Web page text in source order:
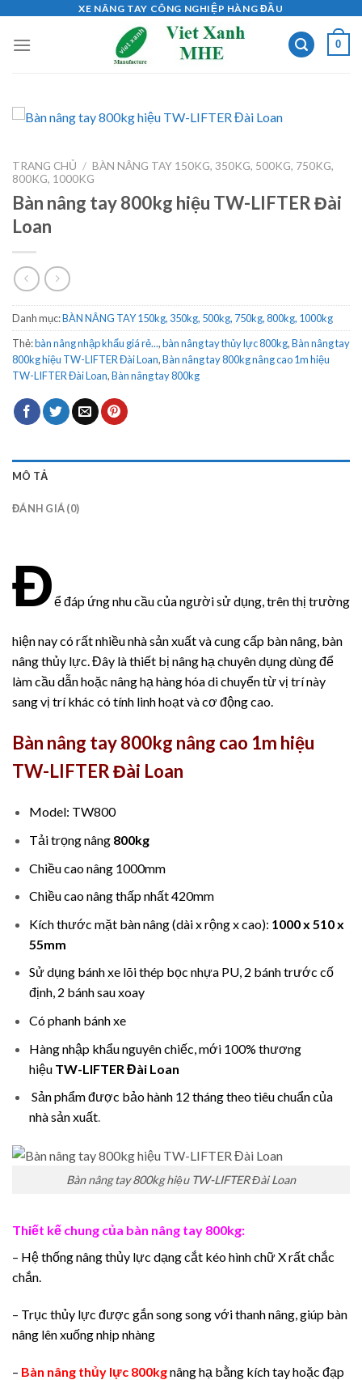
content
XE NÂNG TAY CÔNG NGHIỆP HÀNG ĐẦU
0
TRANG CHỦ / BÀN NÂNG TAY 150KG, 350KG, 500KG, 750KG,
800KG, 1000KG
Bàn nâng tay 800kg hiệu TW-LIFTER Đài
Loan
Danh mục:BÀN NÂNG TAY 150kg, 350kg, 500kg, 750kg, 800kg, 1000kg
Thẻ:bàn nâng nhập khẩu giá rẻ...,bàn nâng tay thủy lực 800kg,Bàn nâng tay
800kg hiệu TW-LIFTER Đài Loan,Bàn nâng tay 800kg nâng cao 1m hiệu
TW-LIFTER Đài Loan,Bàn nâng tay 800kg
MÔ TẢ
ĐÁNH GIÁ (0)
Để đáp ứng nhu cầu của người sử dụng, trên thị trường
hiện nay có rất nhiều nhà sản xuất và cung cấp bàn nâng, bàn
nâng thủy lực. Đây là thiết bị nâng hạ chuyên dụng dùng để
làm cầu dẫn hoặc nâng hạ hàng hóa di chuyển từ vị trí này
sang vị trí khác có tính linh hoạt và cơ động cao.
Bàn nâng tay 800kg nâng cao 1m hiệu
TW-LIFTER Đài Loan
Model: TW800
Tải trọng nâng 800kg
Chiều cao nâng 1000mm
Chiều cao nâng thấp nhất 420mm
Kích thước mặt bàn nâng (dài x rộng x cao): 1000 x 510 x
55mm
Sử dụng bánh xe lõi thép bọc nhựa PU, 2 bánh trước cố
định, 2 bánh sau xoay
Có phanh bánh xe
Hàng nhập khẩu nguyên chiếc, mới 100% thương
hiệu TW-LIFTER Đài Loan
Sản phẩm được bảo hành 12 tháng theo tiêu chuẩn của
nhà sản xuất.
Bàn nâng tay 800kg hiệu TW-LIFTER Đài Loan
Thiết kế chung của bàn nâng tay 800kg:
– Hệ thống nâng thủy lực dạng cắt kéo hình chữ X rất chắc
chắn.
– Trục thủy lực được gắn song song với thanh nâng, giúp bàn
nâng lên xuống nhịp nhàng
– Bàn nâng thủy lực 800kgnâng hạ bằng kích tay hoặc đạp